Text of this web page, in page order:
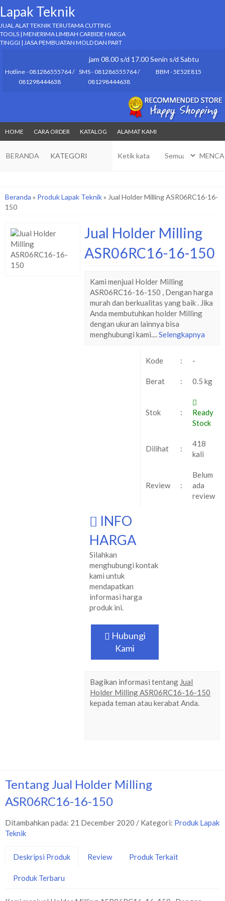
Lapak Teknik
JUAL ALAT TEKNIK TERUTAMA CUTTING
TOOLS | MENERIMA LIMBAH CARBIDE HARGA
TINGGI | JASA PEMBUATAN MOLD DAN PART
jam 08.00 s/d 17.00 Senin s/d Sabtu
Hotline - 081286555764 /
081298444638
SMS - 081286555764 /
081298444638
BBM - 5E52E815
HOME CARA ORDER KATALOG ALAMAT KAMI
BERANDA KATEGORI
Beranda » Produk Lapak Teknik» Jual Holder Milling ASR06RC16-16-
150
Jual Holder Milling
ASR06RC16-16-150
Kami menjual Holder Milling
ASR06RC16-16-150 , Dengan harga
murah dan berkualitas yang baik . Jika
Anda membutuhkan holder Milling
dengan ukuran lainnya bisa
menghubungi kami....Selengkapnya
Kode : -
Berat : 0.5 kg
Stok :
Ready
Stock
Dilihat :
418
kali
Review :
Belum
ada
review
INFO
HARGA
Silahkan
menghubungi kontak
kami untuk
mendapatkan
informasi harga
produk ini.
Hubungi
Kami
Bagikan informasi tentang Jual
Holder Milling ASR06RC16-16-150
kepada teman atau kerabat Anda.
Tentang Jual Holder Milling
ASR06RC16-16-150
Ditambahkan pada: 21 December 2020 / Kategori: Produk Lapak
Teknik
Deskripsi Produk Review Produk Terkait
Produk Terbaru